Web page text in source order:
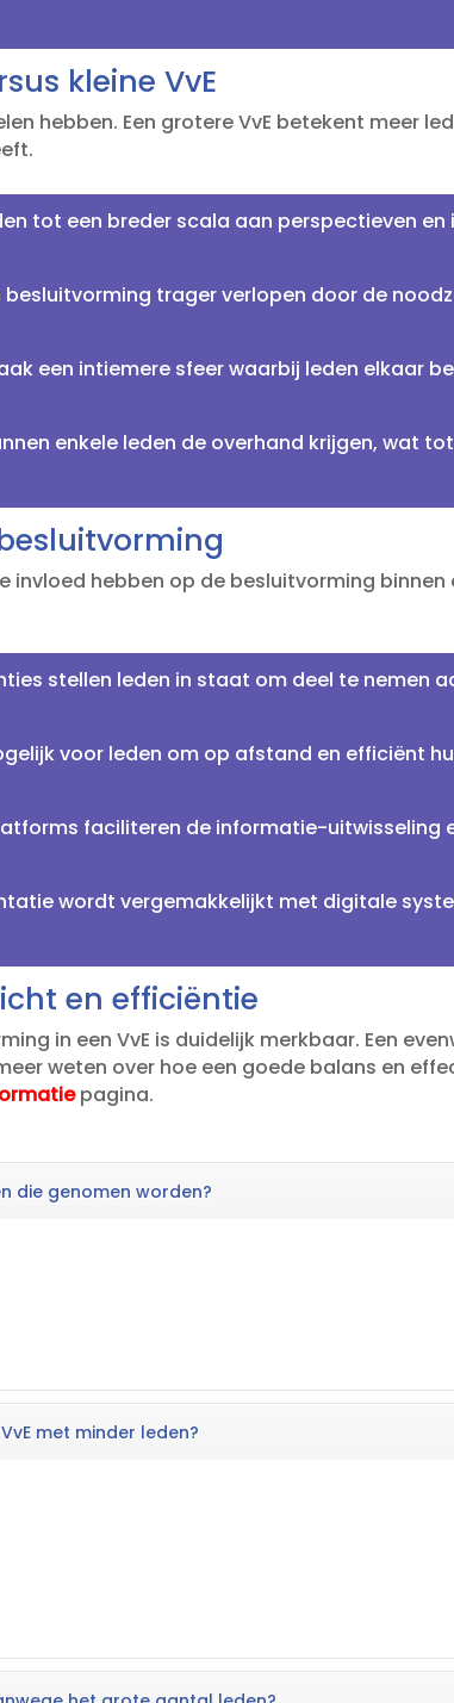
kleine VvE
hebben.​ Een grotere VvE betekent meer
tot een breder scala aan perspectieven
besluitvorming trager verlopen door de
een intiemere sfeer waarbij leden elkaar
enkele leden de overhand krijgen, wat
hebben op de besluitvorming binnen
stellen leden in staat om deel te nemen
voor leden om op afstand en efficiënt
faciliteren de informatie-uitwisseling
wordt vergemakkelijkt met digitale
en efficiëntie
in een VvE is duidelijk merkbaar.​ Een
weten over hoe een goede balans en
pagina.​
die genomen worden?
met minder leden?